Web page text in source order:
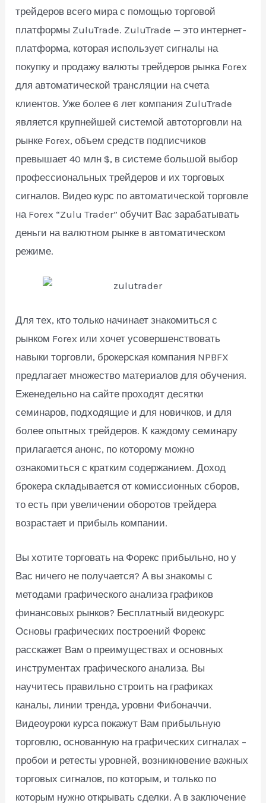
трейдеров всего мира с помощью торговой
платформы ZuluTrade. ZuluTrade — это интернет-
платформа, которая использует сигналы на
покупку и продажу валюты трейдеров рынка Forex
для автоматической трансляции на счета
клиентов. Уже более 6 лет компания ZuluTrade
является крупнейшей системой автоторговли на
рынке Forex, объем средств подписчиков
превышает 40 млн $, в системе большой выбор
профессиональных трейдеров и их торговых
сигналов. Видео курс по автоматической торговле
на Forex “Zulu Trader” обучит Вас зарабатывать
деньги на валютном рынке в автоматическом
режиме.
Для тех, кто только начинает знакомиться с
рынком Forex или хочет усовершенствовать
навыки торговли, брокерская компания NPBFX
предлагает множество материалов для обучения.
Еженедельно на сайте проходят десятки
семинаров, подходящие и для новичков, и для
более опытных трейдеров. К каждому семинару
прилагается анонс, по которому можно
ознакомиться с кратким содержанием. Доход
брокера складывается от комиссионных сборов,
то есть при увеличении оборотов трейдера
возрастает и прибыль компании.
Вы хотите торговать на Форекс прибыльно, но у
Вас ничего не получается? А вы знакомы с
методами графического анализа графиков
финансовых рынков? Бесплатный видеокурс
Основы графических построений Форекс
расскажет Вам о преимуществах и основных
инструментах графического анализа. Вы
научитесь правильно строить на графиках
каналы, линии тренда, уровни Фибоначчи.
Видеоуроки курса покажут Вам прибыльную
торговлю, основанную на графических сигналах –
пробои и ретесты уровней, возникновение важных
торговых сигналов, по которым, и только по
которым нужно открывать сделки. А в заключение